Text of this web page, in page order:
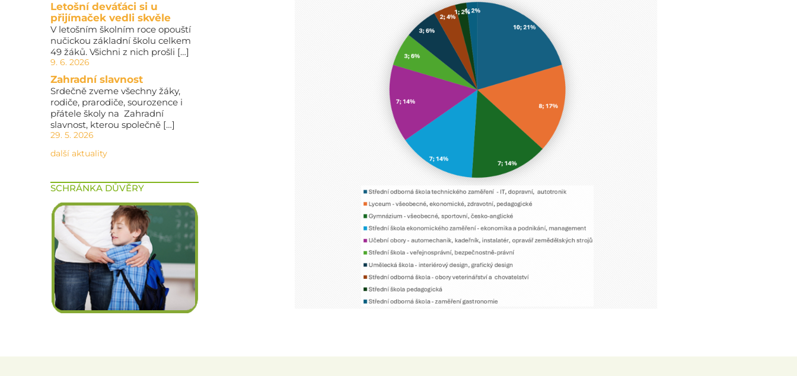
Letošní deváťáci si u
přijímaček vedli skvěle
V letošním školním roce opouští
nučickou základní školu celkem
49 žáků. Všichni z nich prošli […]
9. 6. 2026
Zahradní slavnost
Srdečně zveme všechny žáky,
rodiče, prarodiče, sourozence i
přátele školy na Zahradní
slavnost, kterou společně […]
29. 5. 2026
další aktuality
SCHRÁNKA DŮVĚRY